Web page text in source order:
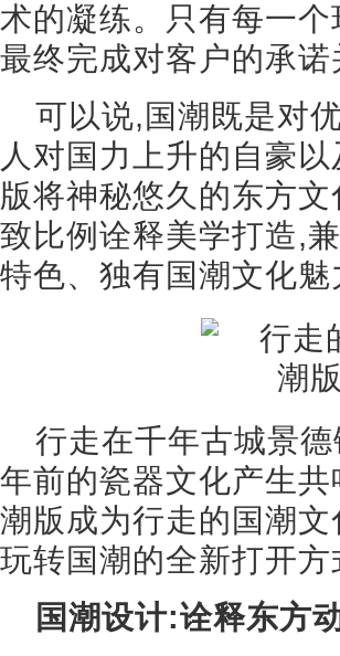
术的凝练。只有每一
最终完成对客户的承
可以说,国潮既是对
人对国力上升的自豪
版将神秘悠久的东方
致比例诠释美学打造,
特色、独有国潮文化
行走在千年古城景
年前的瓷器文化产生
潮版成为行走的国潮
玩转国潮的全新打开方
国潮设计:诠释东方